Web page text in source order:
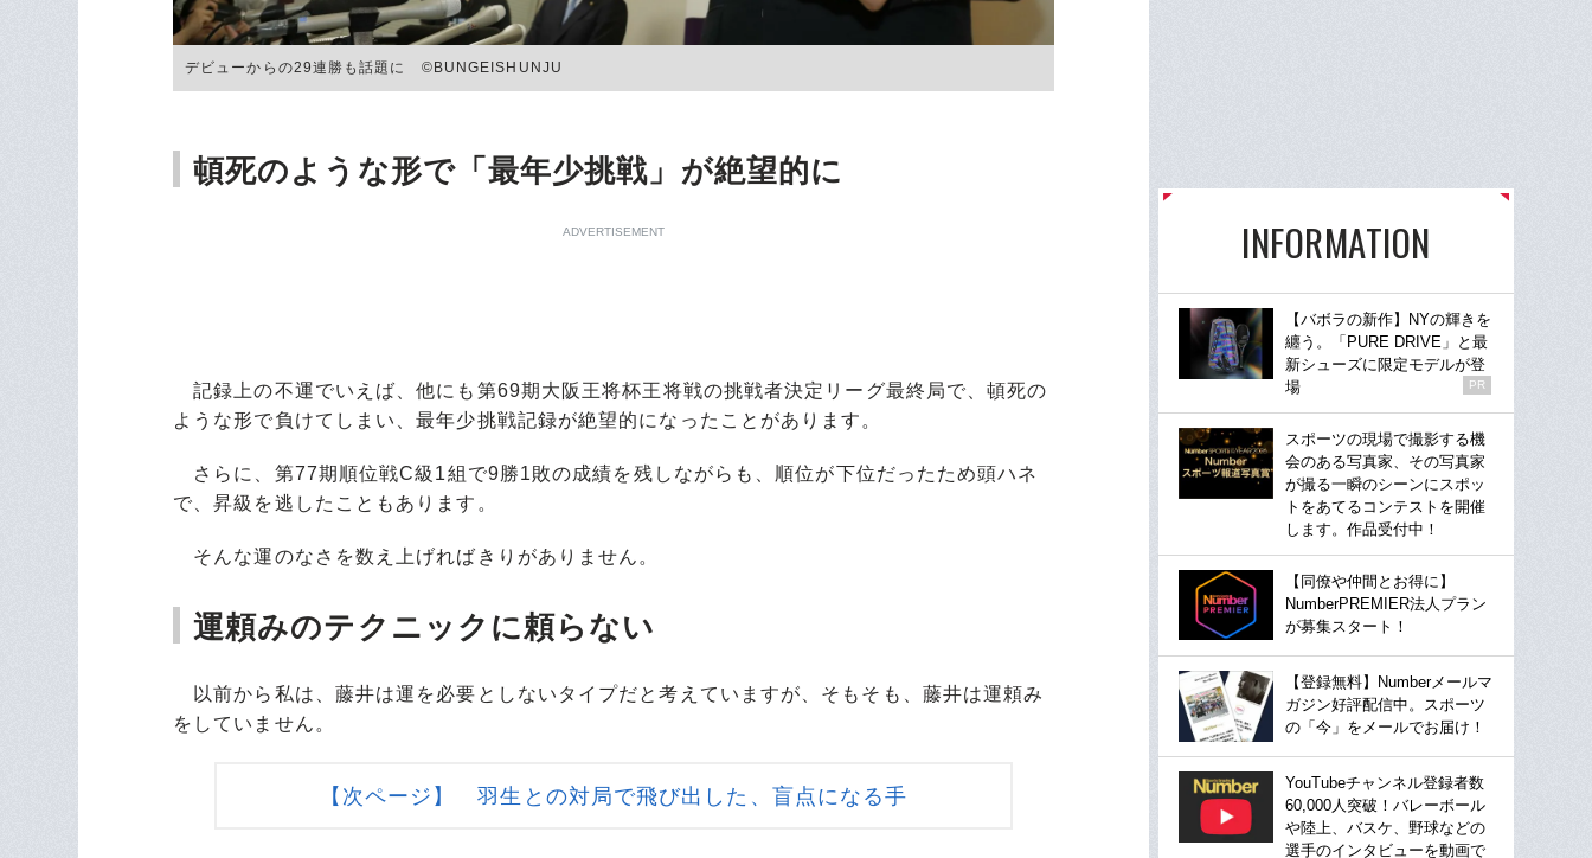
デビューからの29連勝も話題に ©BUNGEISHUNJU
頓死のような形で「最年少挑戦」が絶望的に
ADVERTISEMENT
記録上の不運でいえば、他にも第69期大阪王将杯王将戦の挑戦者決定リーグ最終局で、頓死の
ような形で負けてしまい、最年少挑戦記録が絶望的になったことがあります。
さらに、第77期順位戦C級1組で9勝1敗の成績を残しながらも、順位が下位だったため頭ハネ
で、昇級を逃したこともあります。
そんな運のなさを数え上げればきりがありません。
運頼みのテクニックに頼らない
以前から私は、藤井は運を必要としないタイプだと考えていますが、そもそも、藤井は運頼み
をしていません。
【次ページ】 羽生との対局で飛び出した、盲点になる手
INFORMATION
【バボラの新作】NYの輝きを
纏う。「PURE DRIVE」と最
新シューズに限定モデルが登
場
PR
スポーツの現場で撮影する機
会のある写真家、その写真家
が撮る一瞬のシーンにスポッ
トをあてるコンテストを開催
します。作品受付中！
【同僚や仲間とお得に】
NumberPREMIER法人プラン
が募集スタート！
【登録無料】Numberメールマ
ガジン好評配信中。スポーツ
の「今」をメールでお届け！
YouTubeチャンネル登録者数
60,000人突破！バレーボール
や陸上、バスケ、野球などの
選手のインタビューを動画で